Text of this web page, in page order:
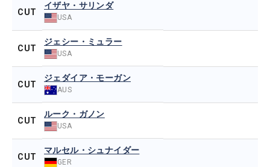
CUT
イザヤ・サリンダ
USA
CUT
ジェシー・ミュラー
USA
CUT
ジェダイア・モーガン
AUS
CUT
ルーク・ガノン
USA
CUT
マルセル・シュナイダー
GER